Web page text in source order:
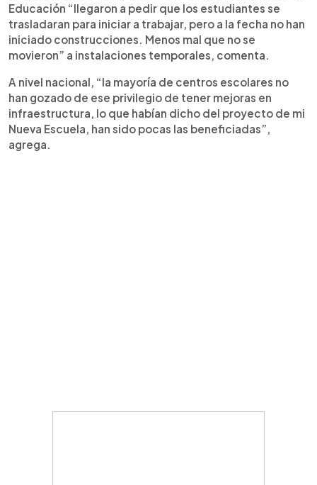
Educación “llegaron a pedir que los estudiantes se
trasladaran para iniciar a trabajar, pero a la fecha no han
iniciado construcciones. Menos mal que no se
movieron” a instalaciones temporales, comenta.
A nivel nacional, “la mayoría de centros escolares no
han gozado de ese privilegio de tener mejoras en
infraestructura, lo que habían dicho del proyecto de mi
Nueva Escuela, han sido pocas las beneficiadas”,
agrega.